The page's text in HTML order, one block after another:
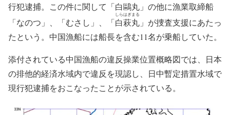
行犯逮捕。この件に関して「白鷗丸」の他に漁業取締船
「なのつ」、「むさし」、「白萩丸
しらはぎまる
」が捜査支援にあたっ
たという。中国漁船には船長を含む11名が乗船していた。
添付されている中国漁船の違反操業位置概略図では、日本
の排他的経済水域内で違反を現認し、日中暫定措置水域で
現行犯逮捕をおこなったことが示されている。